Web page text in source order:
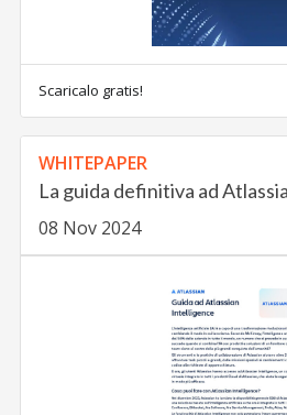
Scaricalo gratis!
WHITEPAPER
La guida definitiva ad
08 Nov 2024